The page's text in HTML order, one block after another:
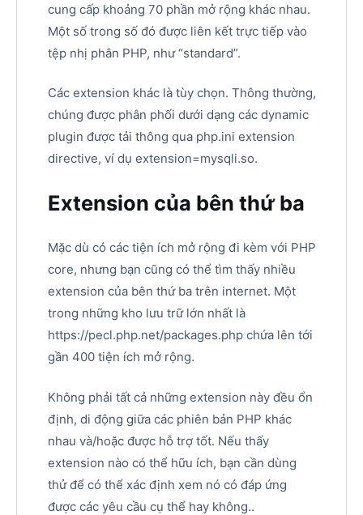
cung cấp khoảng 70 phần mở rộng khác nhau.
Một số trong số đó được liên kết trực tiếp vào
tệp nhị phân PHP, như “standard”.
Các extension khác là tùy chọn. Thông thường,
chúng được phân phối dưới dạng các dynamic
plugin được tải thông qua php.ini extension
directive, ví dụ extension=mysqli.so.
Extension của bên thứ ba
Mặc dù có các tiện ích mở rộng đi kèm với PHP
core, nhưng bạn cũng có thể tìm thấy nhiều
extension của bên thứ ba trên internet. Một
trong những kho lưu trữ lớn nhất là
https://pecl.php.net/packages.php chứa lên tới
gần 400 tiện ích mở rộng.
Không phải tất cả những extension này đều ổn
định, di động giữa các phiên bản PHP khác
nhau và/hoặc được hỗ trợ tốt. Nếu thấy
extension nào có thể hữu ích, bạn cần dùng
thử để có thể xác định xem nó có đáp ứng
được các yêu cầu cụ thể hay không..